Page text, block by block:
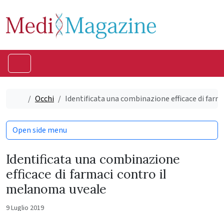
Home
Occhi Identificata una combinazione efficace di
Identificata una combinazione
efficace di farmaci contro il
melanoma uveale
9 Luglio 2019
Open side menu